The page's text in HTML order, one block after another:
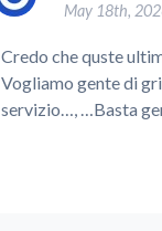
May 18th,
Credo che quste
Vogliamo gente di
servizio…, …Basta